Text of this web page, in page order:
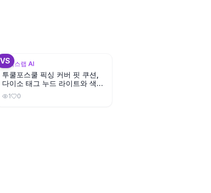
VS
뷰틱스랩 AI
투쿨포스쿨 픽싱 커버 핏 쿠션,
다이소 태그 누드 라이트와 색상
이 비슷할까?
1 0